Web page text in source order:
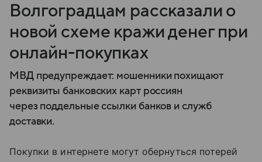
Волгоградцам рассказали о
новой схеме кражи денег при
онлайн-покупках
МВД предупреждает: мошенники похищают
реквизиты банковских карт россиян
через поддельные ссылки банков и служб
доставки.
Покупки в интернете могут обернуться потерей